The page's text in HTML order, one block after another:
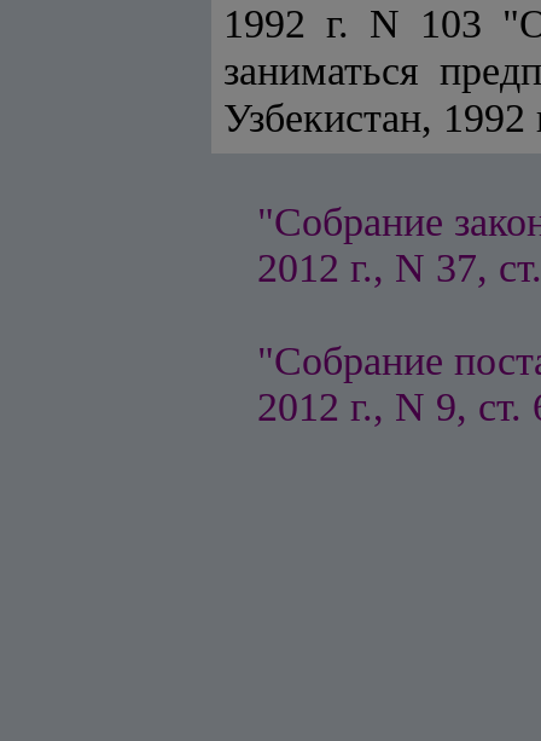
1992 г. N 103
заниматься
Узбекистан,
"Собрание
2012 г., N 37,
"Собрание
2012 г., N 9, ст.